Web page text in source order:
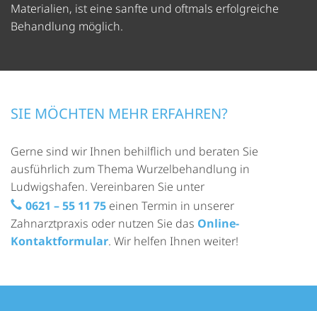
Materialien, ist eine sanfte und oftmals erfolgreiche
Behandlung möglich.
SIE MÖCHTEN MEHR ERFAHREN?
Gerne sind wir Ihnen behilflich und beraten Sie
ausführlich zum Thema Wurzelbehandlung in
Ludwigshafen. Vereinbaren Sie unter
0621 – 55 11 75 einen Termin in unserer
Zahnarztpraxis oder nutzen Sie das Online-
Kontaktformular. Wir helfen Ihnen weiter!